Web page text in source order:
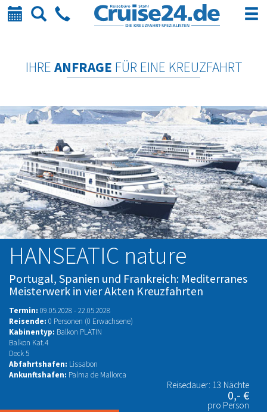
Kalender
SucheTelefon
IHRE ANFRAGE FÜR EINE KREUZFAHRT
HANSEATIC nature
Portugal, Spanien und Frankreich: Mediterranes
Meisterwerk in vier Akten Kreuzfahrten
Termin: 09.05.2028 - 22.05.2028
Reisende: 0 Personen (0 Erwachsene)
Kabinentyp: Balkon PLATIN
Balkon Kat.4
Deck 5
Abfahrtshafen: Lissabon
Ankunftshafen: Palma de Mallorca
Reisedauer: 13 Nächte
0,- €
pro Person